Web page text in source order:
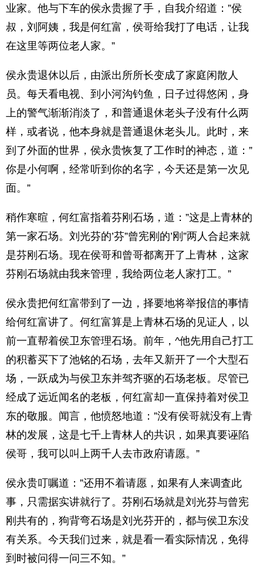
业家。他与下车的侯永贵握了手，自我介绍道：”侯
叔，刘阿姨，我是何红富，侯哥给我打了电话，让我
在这里等两位老人家。”
侯永贵退休以后，由派出所所长变成了家庭闲散人
员。每天看电视、到小河沟钓鱼，日子过得悠闲，身
上的警气渐渐消淡了，和普通退休老头子没有什么两
样，或者说，他本身就是普通退休老头儿。此时，来
到了外面的世界，侯永贵恢复了工作时的神态，道：”
你是小何啊，经常听到你的名字，今天还是第一次见
面。”
稍作寒暄，何红富指着芬刚石场，道：”这是上青林的
第一家石场。刘光芬的’芬”曾宪刚的’刚”两人合起来就
是芬刚石场。现在侯哥和曾哥都离开了上青林，这家
芬刚石场就由我来管理，我给两位老人家打工。”
侯永贵把何红富带到了一边，择要地将举报信的事情
给何红富讲了。何红富算是上青林石场的见证人，以
前一直帮着侯卫东管理石场。前年，^他先用自己打工
的积蓄买下了池铭的石场，去年又新开了一个大型石
场，一跃成为与侯卫东并驾齐驱的石场老板。尽管已
经成了远近闻名的老板，何红富却一直保持着对侯卫
东的敬服。闻言，他愤怒地道：”没有侯哥就没有上青
林的发展，这是七千上青林人的共识，如果真要诬陷
侯哥，我可以叫上两千人去市政府请愿。”
侯永贵叮嘱道：”还用不着请愿，如果有人来调査此
事，只需据实讲就行了。芬刚石场就是刘光芬与曾宪
刚共有的，狗背弯石场是刘光芬开的，都与侯卫东没
有关系。今天我们过来，就是看一看实际情况，免得
到时被问得一问三不知。”